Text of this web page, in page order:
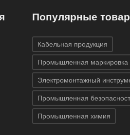
Популярные
Кабельная продукция
Промышленная маркировка
Электромонтажный
Промышленная
Промышленная химия